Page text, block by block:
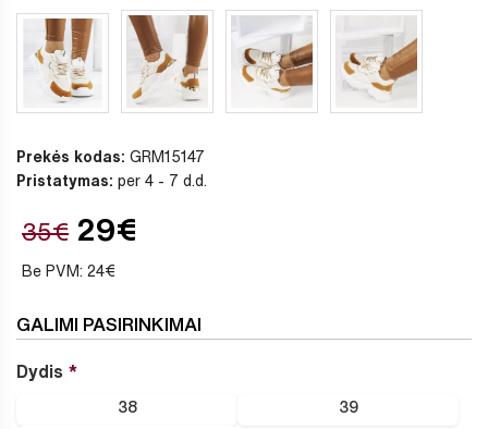
Prekės kodas: GRM15147
Pristatymas: per 4 - 7 d.d.
35€ 29€
Be PVM: 24€
GALIMI PASIRINKIMAI
Dydis
38 39